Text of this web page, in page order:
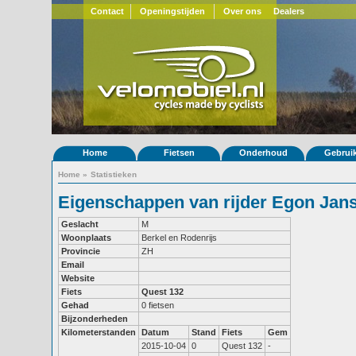
Contact Openingstijden Over ons Dealers
Home Fietsen Onderhoud
Home » Statistieken
Eigenschappen van rijder Egon
Geslacht
M
Woonplaats
Berkel en Rodenrijs
Provincie
ZH
Email
Website
Fiets
Quest 132
Gehad
0 fietsen
Bijzonderheden
Kilometerstanden
Datum Stand Fiets
Gem
2015-10-04 0 Quest 132 -